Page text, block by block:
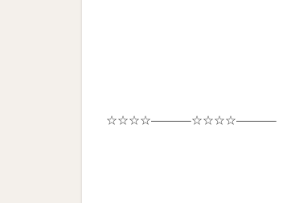
☆☆☆☆———–☆☆☆☆———–